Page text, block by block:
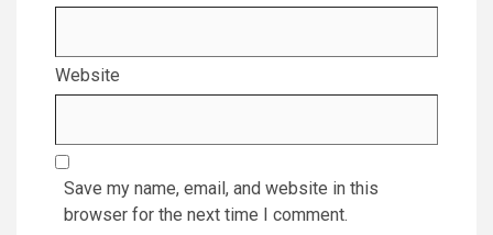
Website
Save my name, email, and website in this
browser for the next time I comment.